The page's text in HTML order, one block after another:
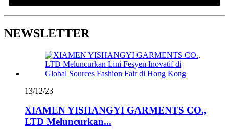
NEWSLETTER
13/12/23
XIAMEN YISHANGYI GARMENTS CO.,
LTD Meluncurkan...